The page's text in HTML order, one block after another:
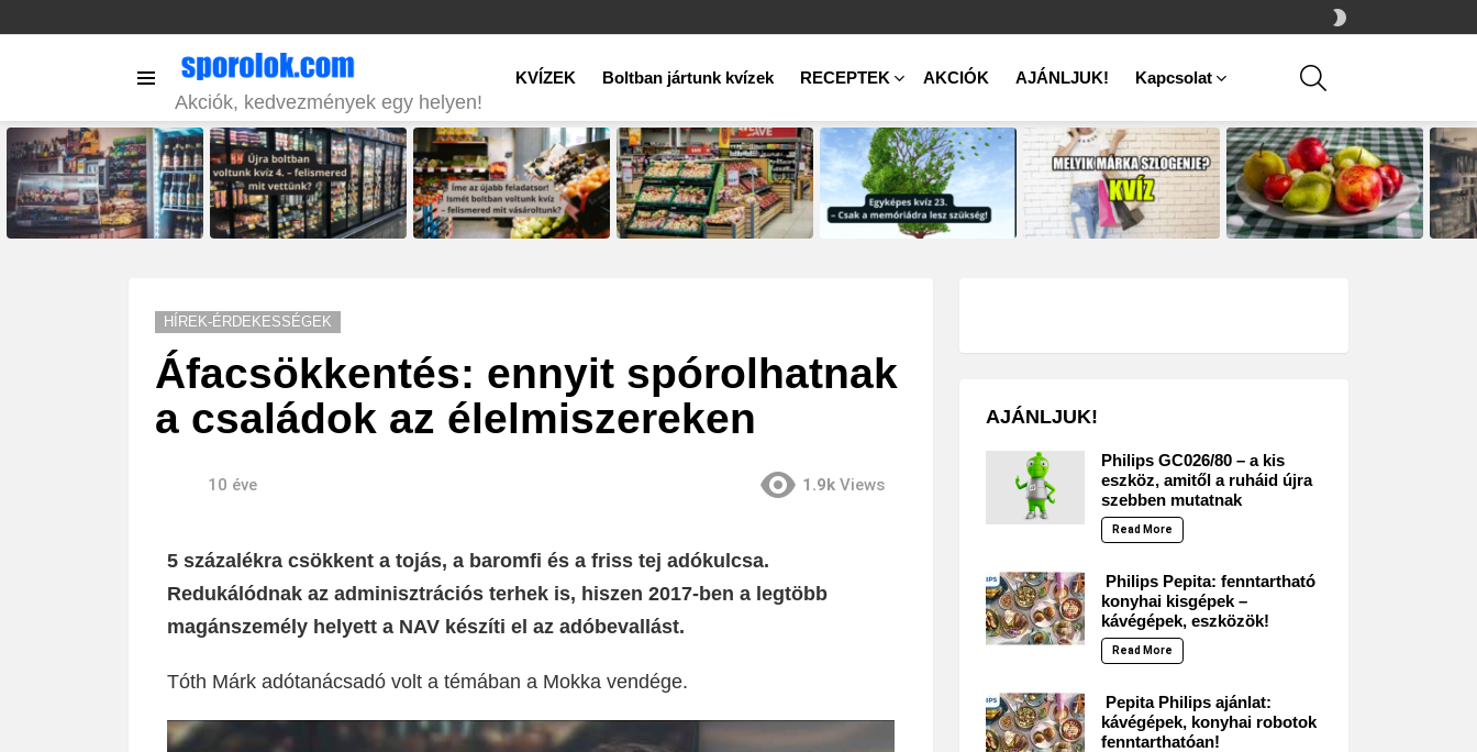
SKIN
Akciók, kedvezmények egy helyen!
KVÍZEK Boltban jártunk kvízek RECEPTEK AKCIÓK AJÁNLJUK! Kapcsolat
STORIES
HÍREK-ÉRDEKESSÉGEK
Áfacsökkentés: ennyit spórolhatnak
a családok az élelmiszereken
10 éve 1.9k Views
5 százalékra csökkent a tojás, a baromfi és a friss tej adókulcsa.
Redukálódnak az adminisztrációs terhek is, hiszen 2017-ben a legtöbb
magánszemély helyett a NAV készíti el az adóbevallást.
Tóth Márk adótanácsadó volt a témában a Mokka vendége.
AJÁNLJUK!
Philips GC026/80 – a kis
eszköz, amitől a ruháid újra
szebben mutatnak
Read More
Philips Pepita: fenntartható
konyhai kisgépek –
kávégépek, eszközök!
Read More
Pepita Philips ajánlat:
kávégépek, konyhai robotok
fenntarthatóan!